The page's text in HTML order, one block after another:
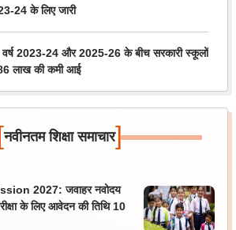
24 के लिए जारी
2023-24 और 2025-26 के बीच सरकारी स्कूलों
लाख की कमी आई
नवीनतम शिक्षा समाचार]
2027: जवाहर नवोदय
के लिए आवेदन की तिथि 10